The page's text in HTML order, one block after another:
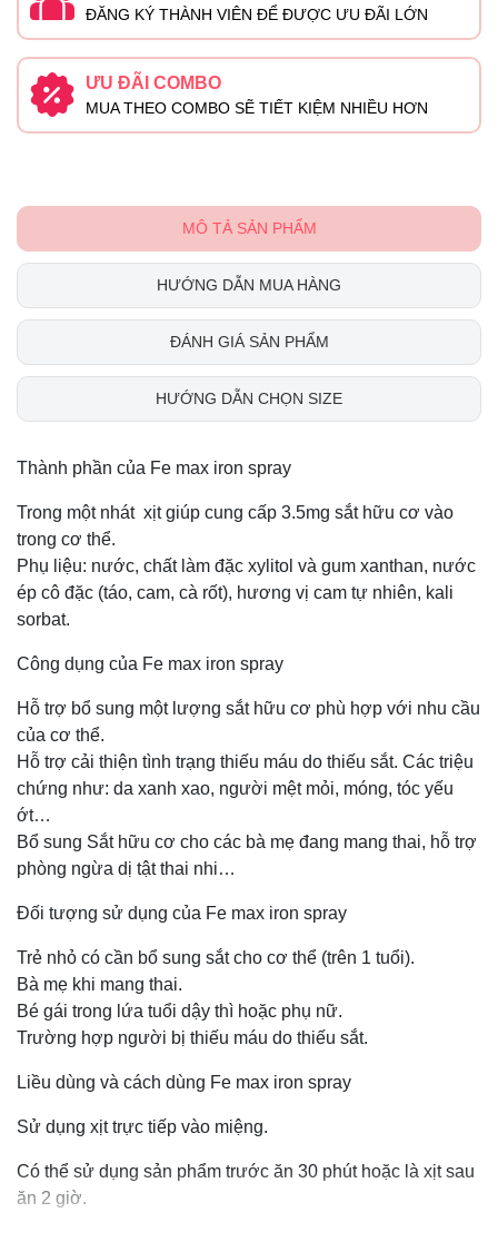
ĐĂNG KÝ THÀNH VIÊN ĐỂ ĐƯỢC ƯU ĐÃI LỚN
ƯU ĐÃI COMBO
MUA THEO COMBO SẼ TIẾT KIỆM NHIỀU HƠN
MÔ TẢ SẢN PHẨM
HƯỚNG DẪN MUA HÀNG
ĐÁNH GIÁ SẢN PHẨM
HƯỚNG DẪN CHỌN SIZE
Thành phần của Fe max iron spray
Trong một nhát xịt giúp cung cấp 3.5mg sắt hữu cơ vào
trong cơ thể.
Phụ liệu: nước, chất làm đặc xylitol và gum xanthan, nước
ép cô đặc (táo, cam, cà rốt), hương vị cam tự nhiên, kali
sorbat.
Công dụng của Fe max iron spray
Hỗ trợ bổ sung một lượng sắt hữu cơ phù hợp với nhu cầu
của cơ thể.
Hỗ trợ cải thiện tình trạng thiếu máu do thiếu sắt. Các triệu
chứng như: da xanh xao, người mệt mỏi, móng, tóc yếu
ớt…
Bổ sung Sắt hữu cơ cho các bà mẹ đang mang thai, hỗ trợ
phòng ngừa dị tật thai nhi…
Đối tượng sử dụng của Fe max iron spray
Trẻ nhỏ có cần bổ sung sắt cho cơ thể (trên 1 tuổi).
Bà mẹ khi mang thai.
Bé gái trong lứa tuổi dậy thì hoặc phụ nữ.
Trường hợp người bị thiếu máu do thiếu sắt.
Liều dùng và cách dùng Fe max iron spray
Sử dụng xịt trực tiếp vào miệng.
Có thể sử dụng sản phẩm trước ăn 30 phút hoặc là xịt sau
ăn 2 giờ.